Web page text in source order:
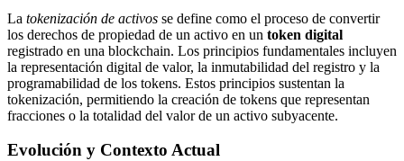
La tokenización de activos se define como el proceso de convertir
los derechos de propiedad de un activo en un token digital
registrado en una blockchain. Los principios fundamentales incluyen
la representación digital de valor, la inmutabilidad del registro y la
programabilidad de los tokens. Estos principios sustentan la
tokenización, permitiendo la creación de tokens que representan
fracciones o la totalidad del valor de un activo subyacente.
Evolución y Contexto Actual